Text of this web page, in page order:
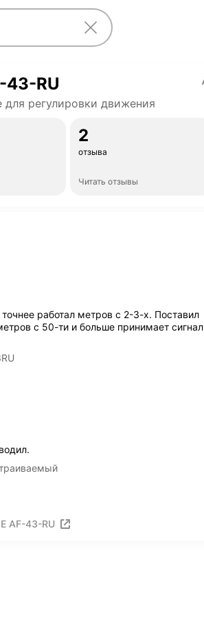
43-RU
для регулировки движения
2
отзыва
Читать отзывы
работал метров с 2-3-х. Поставил
с 50-ти и больше принимает сигнал
AF-43-RU